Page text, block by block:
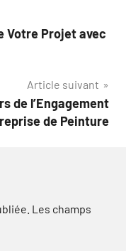
Votre Projet avec
Article suivant
de l’Engagement
de Peinture
Les champs